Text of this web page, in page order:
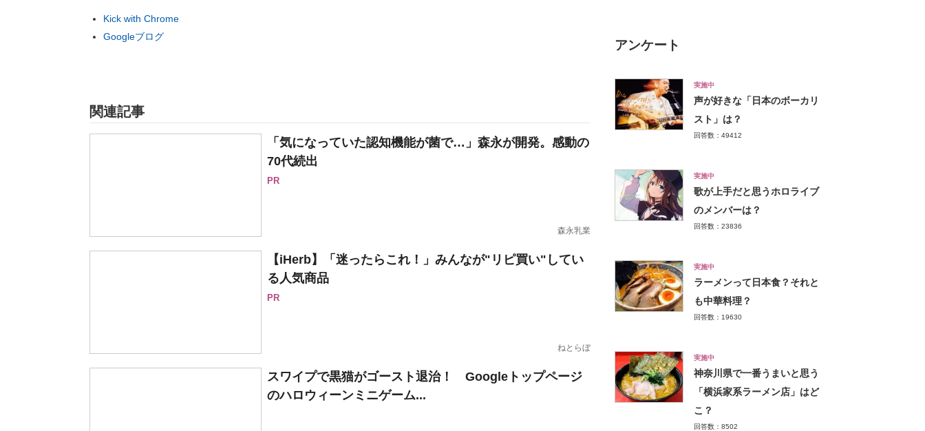
Kick with Chrome
Googleブログ
関連記事
「気になっていた認知機能が菌で…」森永が開発。感動の
70代続出
PR
森永乳業
【iHerb】「迷ったらこれ！」みんなが"リピ買い"してい
る人気商品
PR
ねとらぼ
スワイプで黒猫がゴースト退治！ Googleトップページ
のハロウィーンミニゲーム...
アンケート
実施中
声が好きな「日本のボーカリ
スト」は？
回答数：49412
実施中
歌が上手だと思うホロライブ
のメンバーは？
回答数：23836
実施中
ラーメンって日本食？それと
も中華料理？
回答数：19630
実施中
神奈川県で一番うまいと思う
「横浜家系ラーメン店」はど
こ？
回答数：8502